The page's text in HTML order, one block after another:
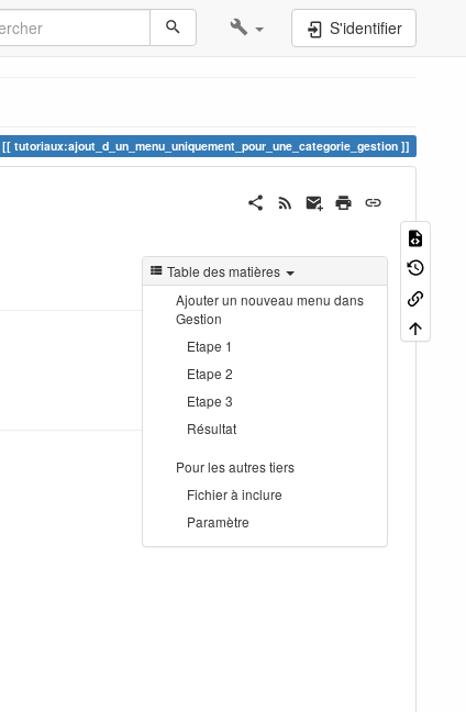
S'identifier
tutoriaux:ajout_d_un_menu_uniquement_pour_une_categorie_gestion
Table des matières
Ajouter un nouveau menu dans
Gestion
Etape 1
Etape 2
Etape 3
Résultat
Pour les autres tiers
Fichier à inclure
Paramètre